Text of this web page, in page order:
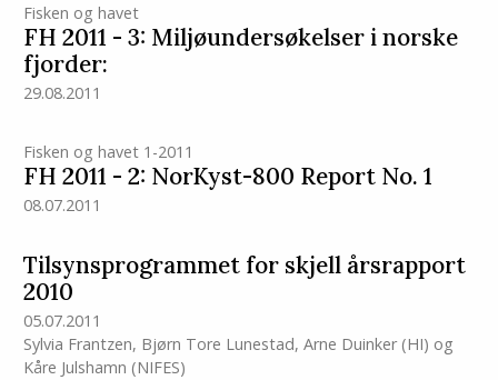
Fisken og havet
FH 2011 - 3: Miljøundersøkelser i norske
fjorder:
29.08.2011
Fisken og havet 1-2011
FH 2011 - 2: NorKyst-800 Report No. 1
08.07.2011
Tilsynsprogrammet for skjell årsrapport
2010
05.07.2011
Sylvia Frantzen, Bjørn Tore Lunestad, Arne Duinker(HI) og
Kåre Julshamn (NIFES)